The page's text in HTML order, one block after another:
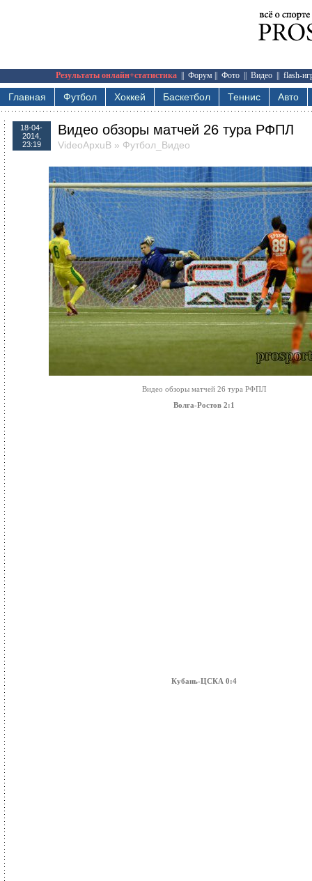
Результаты онлайн+статистика Форум Фото Видео flash-
Главная Футбол Хоккей Баскетбол Теннис Авто
18-04-
2014,
23:19
Видео обзоры матчей 26 тура РФПЛ
VideoApxuB » Футбол_Видео
Видео обзоры матчей 26 тура РФПЛ
Волга-Ростов 2:1
Кубань-ЦСКА 0:4